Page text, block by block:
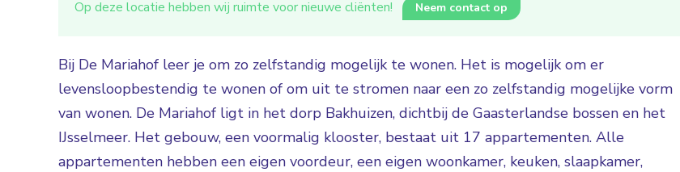
Op deze locatie hebben wij ruimte voor nieuwe cliënten! Neem contact op
Bij De Mariahof leer je om zo zelfstandig mogelijk te wonen. Het is mogelijk om er
levensloopbestendig te wonen of om uit te stromen naar een zo zelfstandig mogelijke vorm
van wonen. De Mariahof ligt in het dorp Bakhuizen, dichtbij de Gaasterlandse bossen en het
IJsselmeer. Het gebouw, een voormalig klooster, bestaat uit 17 appartementen. Alle
appartementen hebben een eigen voordeur, een eigen woonkamer, keuken, slaapkamer,